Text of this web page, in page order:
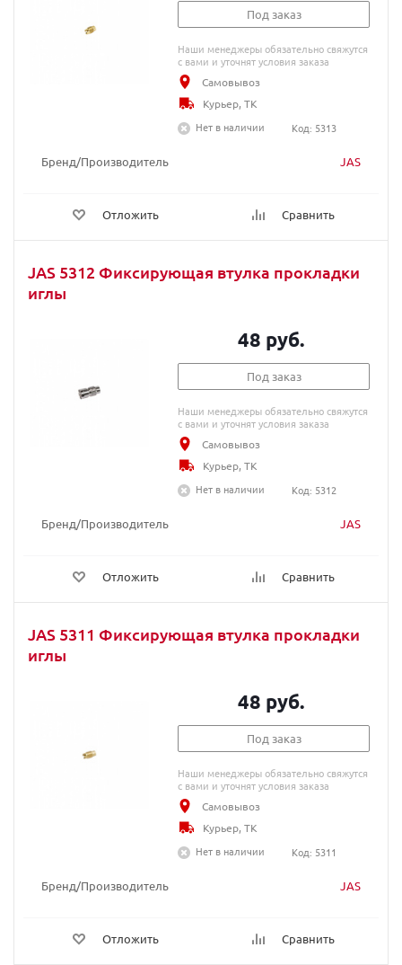
Бренд/Производитель JAS
Отложить Сравнить
Под заказ
Наши менеджеры обязательно свяжутся
с вами и уточнят условия заказа
Самовывоз
Курьер, ТК
Нет в наличии
Код: 5313
JAS 5312 Фиксирующая втулка прокладки
иглы
Бренд/Производитель JAS
Отложить Сравнить
48 руб.
Под заказ
Наши менеджеры обязательно свяжутся
с вами и уточнят условия заказа
Самовывоз
Курьер, ТК
Нет в наличии
Код: 5312
JAS 5311 Фиксирующая втулка прокладки
иглы
Бренд/Производитель JAS
Отложить Сравнить
48 руб.
Под заказ
Наши менеджеры обязательно свяжутся
с вами и уточнят условия заказа
Самовывоз
Курьер, ТК
Нет в наличии
Код: 5311